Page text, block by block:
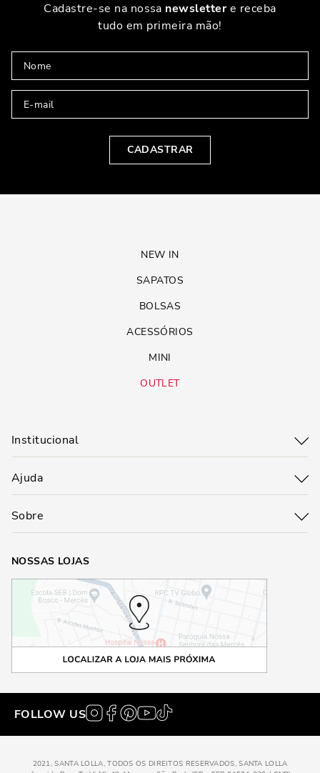
Cadastre-se na nossa newslettere receba
tudo em primeira mão!
CADASTRAR
NEW IN
SAPATOS
BOLSAS
ACESSÓRIOS
MINI
OUTLET
Institucional
Ajuda
Sobre
NOSSAS LOJAS
FOLLOW US
2021, SANTA LOLLA, TODOS OS DIREITOS RESERVADOS, SANTA LOLLA